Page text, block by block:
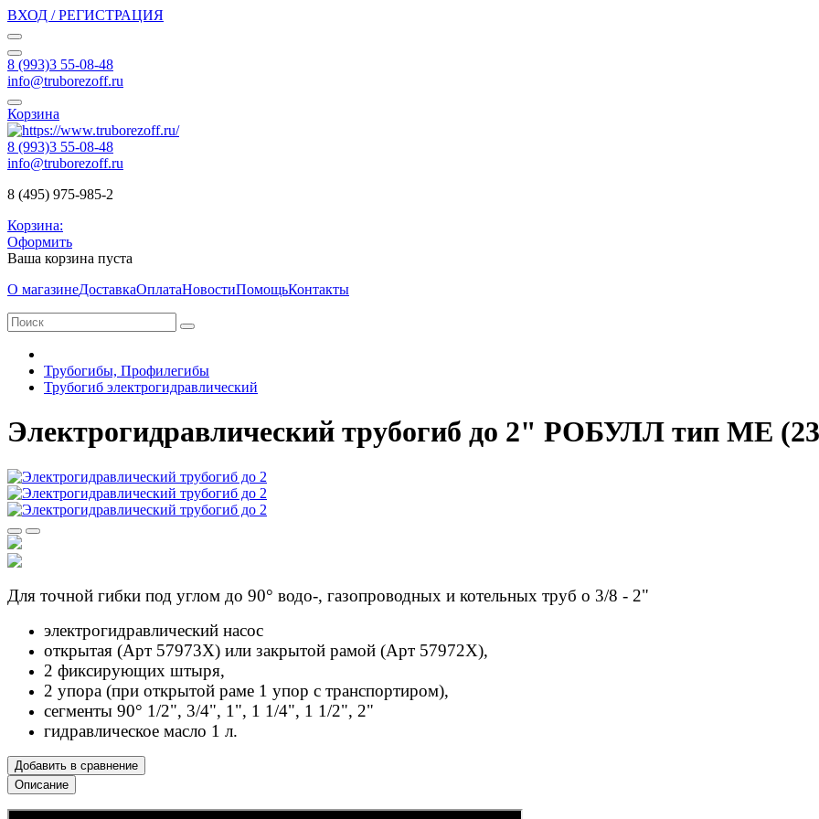
ВХОД / РЕГИСТРАЦИЯ
8 (993)3 55-08-48
info@truborezoff.ru
Корзина
8 (993)3 55-08-48
info@truborezoff.ru
8 (495) 975-985-2
Корзина:
Оформить
Ваша корзина пуста
О магазинеДоставкаОплатаНовостиПомощьКонтакты
Трубогибы, Профилегибы
Трубогиб электрогидравлический
Электрогидравлический трубогиб до 2" РОБУЛЛ тип МЕ
Для точной гибки под углом до 90° водо-, газопроводных и котельных труб o 3/8 - 2"
электрогидравлический насос
открытая (Арт 57973Х) или закрытой рамой (Арт 57972Х),
2 фиксирующих штыря,
2 упора (при открытой раме 1 упор с транспортиром),
сегменты 90° 1/2", 3/4", 1", 1 1/4", 1 1/2", 2"
гидравлическое масло 1 л.
Добавить в сравнение
Описание